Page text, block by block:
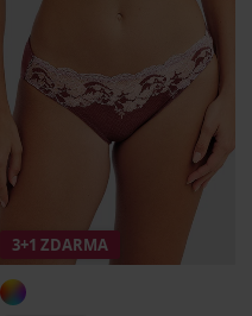
3+1 ZDARMA